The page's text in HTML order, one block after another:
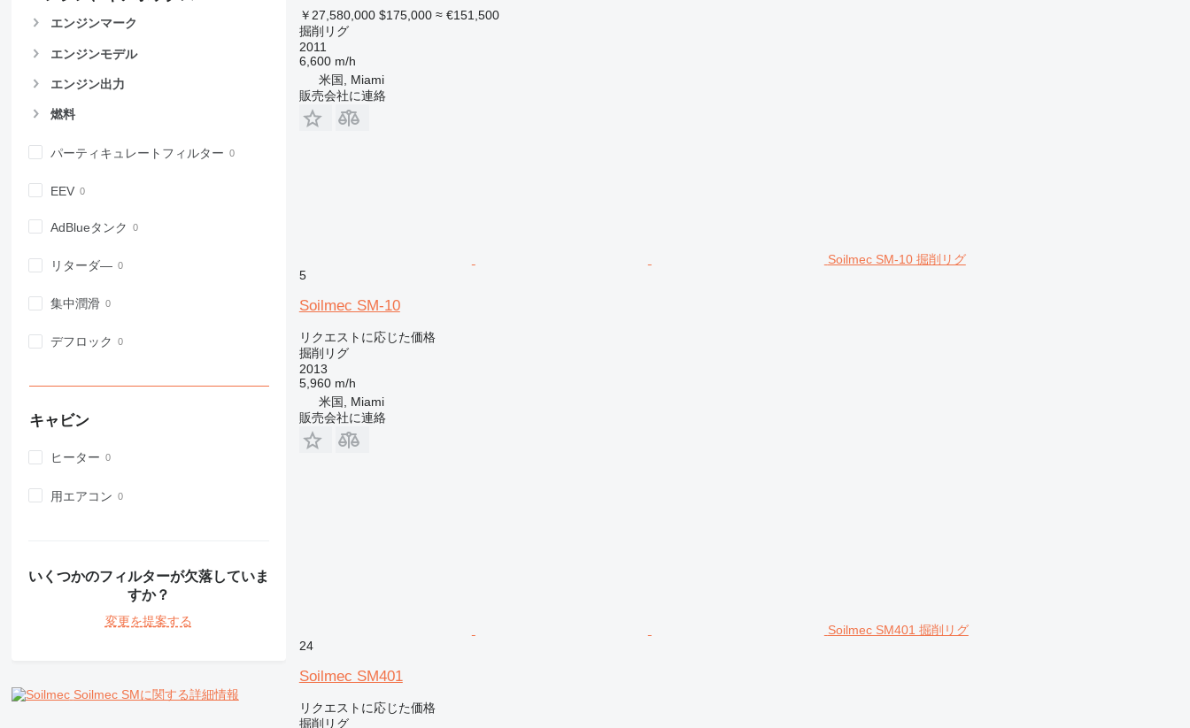
エンジンマーク
エンジンモデル
エンジン出力
燃料
パーティキュレートフィルター
EEV
AdBlueタンク
リターダ―
集中潤滑
デフロック
キャビン
ヒーター
用エアコン
いくつかのフィルターが欠落していま
すか？
変更を提案する
Soilmec SMに関する詳細情報
￥27,580,000 $175,000 ≈ €151,500
掘削リグ
2011
6,600 m/h
米国, Miami
販売会社に連絡
Soilmec SM-10 掘削リグ
5
Soilmec SM-10
リクエストに応じた価格
掘削リグ
2013
5,960 m/h
米国, Miami
販売会社に連絡
Soilmec SM401 掘削リグ
24
Soilmec SM401
リクエストに応じた価格
掘削リグ